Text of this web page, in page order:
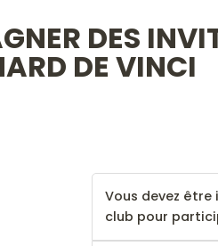
DES
DE VINCI
Vous devez
club pour